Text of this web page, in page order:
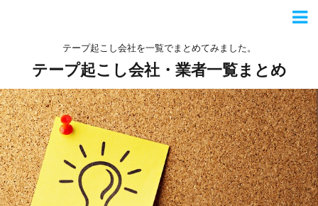
テープ起こし会社を一覧でまとめてみました。
テープ起こし会社・業者一覧まとめ